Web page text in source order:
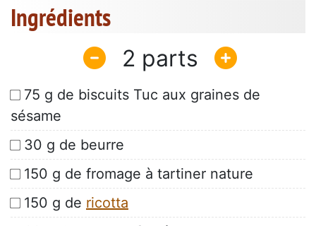
Ingrédients
2
75 g de biscuits Tuc aux graines de
sésame
30 g de beurre
150 g de fromage à tartiner nature
150 g de ricotta